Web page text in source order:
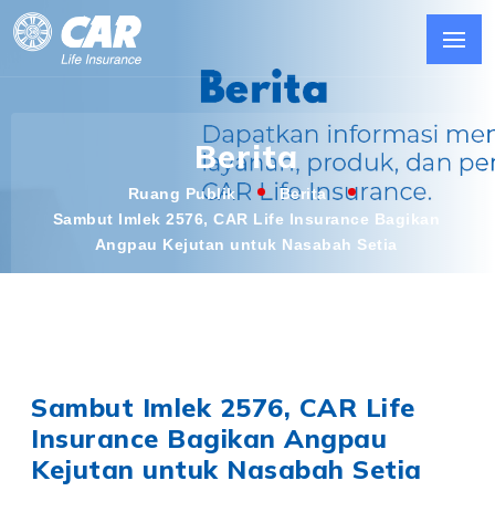
Berita
Ruang Publik
Berita
Sambut Imlek 2576, CAR Life Insurance Bagikan
Angpau Kejutan untuk Nasabah Setia
Sambut Imlek 2576, CAR Life
Insurance Bagikan Angpau
Kejutan untuk Nasabah Setia